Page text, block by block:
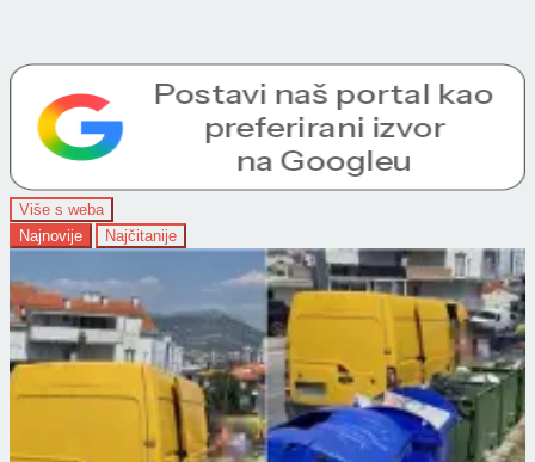
Više s weba
Najnovije
Najčitanije